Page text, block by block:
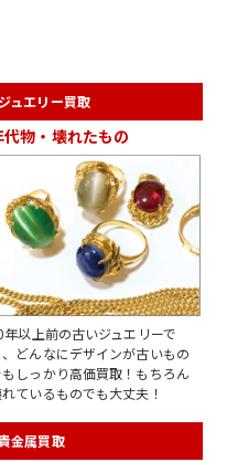
ジュエリー買取
代物・壊れたもの
年以上前の古いジュエリーで
、どんなにデザインが古いもの
しっかり高価買取！もちろん
ているものでも大丈夫！
金属買取